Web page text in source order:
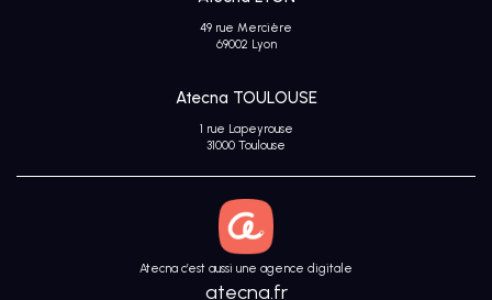
49 rue Mercière
69002 Lyon
Atecna TOULOUSE
1 rue Lapeyrouse
31000 Toulouse
Atecna c’est aussi une agence digitale
atecna.fr